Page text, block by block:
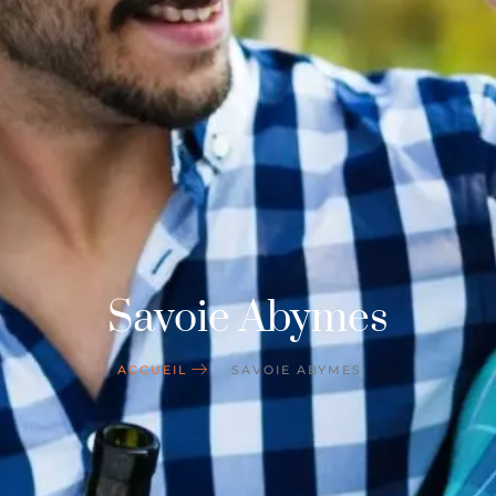
Savoie Abymes
ACCUEIL SAVOIE ABYMES